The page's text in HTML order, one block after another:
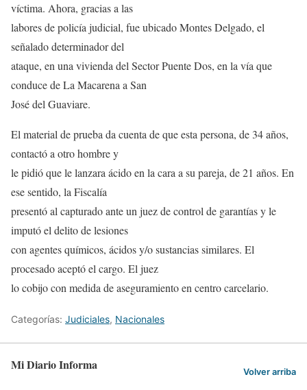
víctima. Ahora, gracias a las
labores de policía judicial, fue ubicado Montes Delgado, el
señalado determinador del
ataque, en una vivienda del Sector Puente Dos, en la vía que
conduce de La Macarena a San
José del Guaviare.
El material de prueba da cuenta de que esta persona, de 34 años,
contactó a otro hombre y
le pidió que le lanzara ácido en la cara a su pareja, de 21 años. En
ese sentido, la Fiscalía
presentó al capturado ante un juez de control de garantías y le
imputó el delito de lesiones
con agentes químicos, ácidos y/o sustancias similares. El
procesado aceptó el cargo. El juez
lo cobijo con medida de aseguramiento en centro carcelario.
Categorías: Judiciales, Nacionales
Mi Diario Informa Volver arriba